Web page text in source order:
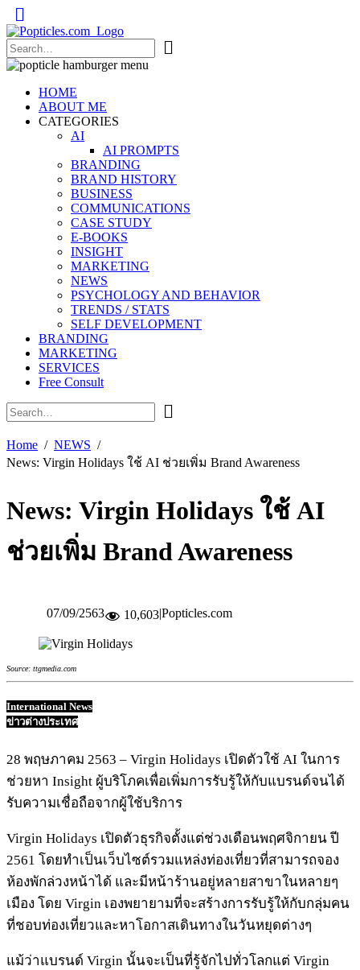
Popticles.com
HOME
ABOUT ME
CATEGORIES
AI
AI PROMPTS
BRANDING
BRAND HISTORY
BUSINESS
COMMUNICATIONS
CASE STUDY
E-BOOKS
INSIGHT
MARKETING
NEWS
PSYCHOLOGY AND BEHAVIOR
TRENDS / STATS
SELF DEVELOPMENT
BRANDING
MARKETING
SERVICES
Free Consult
Home
NEWS
News: Virgin Holidays ใช้ AI ช่วยเพิ่ม Brand Awareness
News: Virgin Holidays ใช้ AI
ช่วยเพิ่ม Brand Awareness
07/09/2563 10,603|Popticles.com
Source: ttgmedia.com
International News
ข่าวต่างประเทศ
28 พฤษภาคม 2563 – Virgin Holidays เปิดตัวใช้ AI ในการ
ช่วยหา Insight ผู้บริโภคเพื่อเพิ่มการรับรู้ให้กับแบรนด์จนได้
รับความเชื่อถือจากผู้ใช้บริการ
Virgin Holidays เปิดตัวธุรกิจตั้งแต่ช่วงเดือนพฤศจิกายน ปี
2561 โดยทำเป็นเว็บไซต์รวมแหล่งท่องเที่ยวที่สามารถจอง
ห้องพักล่วงหน้าได้ และมีหน้าร้านอยู่หลายสาขาในหลายๆ
เมือง โดย Virgin เองพยายามที่จะสร้างการรับรู้ให้กับกลุ่มคน
ที่ชอบท่องเที่ยวและหาโอกาสเดินทางในวันหยุดต่างๆ
แม้ว่าแบรนด์ Virgin นั้นจะเป็นที่รู้จักไปทั่วโลกแต่ Virgin